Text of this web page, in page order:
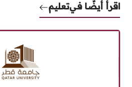
اقرأ أيضًا فيتعليم